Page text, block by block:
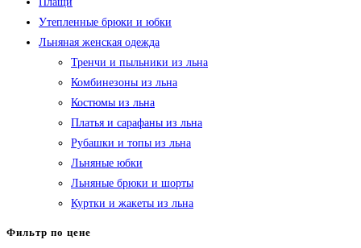
Утепленные брюки и юбки
Льняная женская одежда
Тренчи и пыльники из льна
Комбинезоны из льна
Костюмы из льна
Платья и сарафаны из льна
Рубашки и топы из льна
Льняные юбки
Льняные брюки и шорты
Куртки и жакеты из льна
Фильтр по цене